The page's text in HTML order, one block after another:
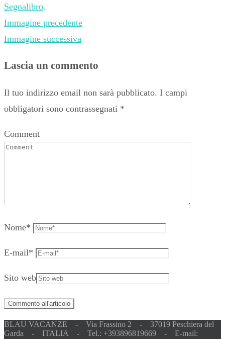
Segnalibro.
Immagine precedente
Immagine successiva
Lascia un commento
Il tuo indirizzo email non sarà pubblicato. I campi
obbligatori sono contrassegnati *
Comment
Nome*
E-mail*
Sito web
BLAU VACANZE - Via Frassino 2 - 37019 Peschiera del
Garda - ITALIA - Tel.: +393896819669 - E-mail: